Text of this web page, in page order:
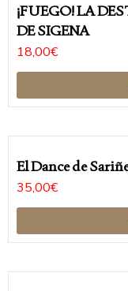
¡FUEGO! LA
DE SIGENA
18,00€
El Dance de
35,00€